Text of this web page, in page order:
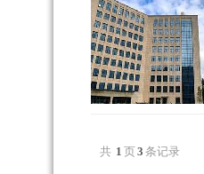
共 1 页3 条记录